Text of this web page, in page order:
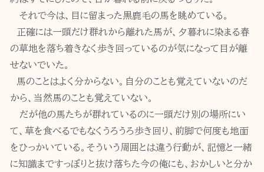
それで今は、目に留まった黒鹿毛の馬を眺めている。
正確には一頭だけ群れから離れた馬が、夕暮れに染まる春
の草地を落ち着きなく歩き回っているのが気になって目が離
せないでいた。
馬のことはよく分からない。自分のことも覚えていないのだ
から、当然馬のことも覚えていない。
だが他の馬たちが群れているのに一頭だけ別の場所にい
て、草を食べるでもなくうろうろ歩き回り、前脚で何度も地面
をひっかいている。そういう周囲とは違う行動が、記憶と一緒
に知識まですっぽりと抜け落ちた今の俺にも、おかしいと分か